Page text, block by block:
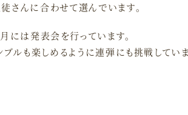
さんに合わせて選んでいます。
には発表会を行っています。
ブルも楽しめるように連弾にも挑戦してい